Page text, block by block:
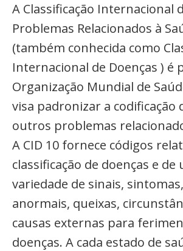
A Classificação Internacional
Problemas Relacionados à
(também conhecida como
Internacional de Doenças ) é
Organização Mundial de
visa padronizar a codificação
outros problemas
A CID 10 fornece códigos
classificação de doenças e
variedade de sinais,
anormais, queixas,
causas externas para
doenças. A cada estado de